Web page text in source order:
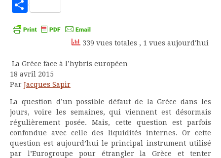
Partager
339 vues totales , 1 vues aujourd'hui
La Grèce face à l’hybris européen
18 avril 2015
Par Jacques Sapir
La question d’un possible défaut de la Grèce dans les
jours, voire les semaines, qui viennent est désormais
régulièrement posée. Mais, cette question est parfois
confondue avec celle des liquidités internes. Or cette
question est aujourd’hui le principal instrument utilisé
par l’Eurogroupe pour étrangler la Grèce et tenter